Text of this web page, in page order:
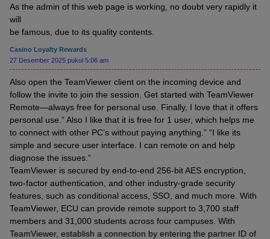
As the admin of this web page is working, no doubt very rapidly it
will
be famous, due to its quality contents.
Casino Loyalty Rewards
27 Desember 2025 pukul 5:06 am
Also open the TeamViewer client on the incoming device and
follow the invite to join the session. Get started with TeamViewer
Remote—always free for personal use. Finally, I love that it offers
personal use.” Also I like that it is free for 1 user, which helps me
to connect with other PC’s without paying anything.” “I like its
simple and secure user interface. I can remote on and help
diagnose the issues.”
TeamViewer is secured by end-to-end 256-bit AES encryption,
two-factor authentication, and other industry-grade security
features, such as conditional access, SSO, and much more. With
TeamViewer, ECU can provide remote support to 3,700 staff
members and 31,000 students across four campuses. With
TeamViewer, establish a connection by entering the partner ID of